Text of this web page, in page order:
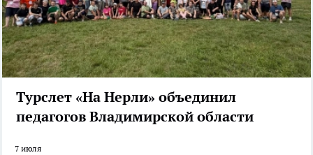
Турслет «На Нерли» объединил
педагогов Владимирской области
7 июля